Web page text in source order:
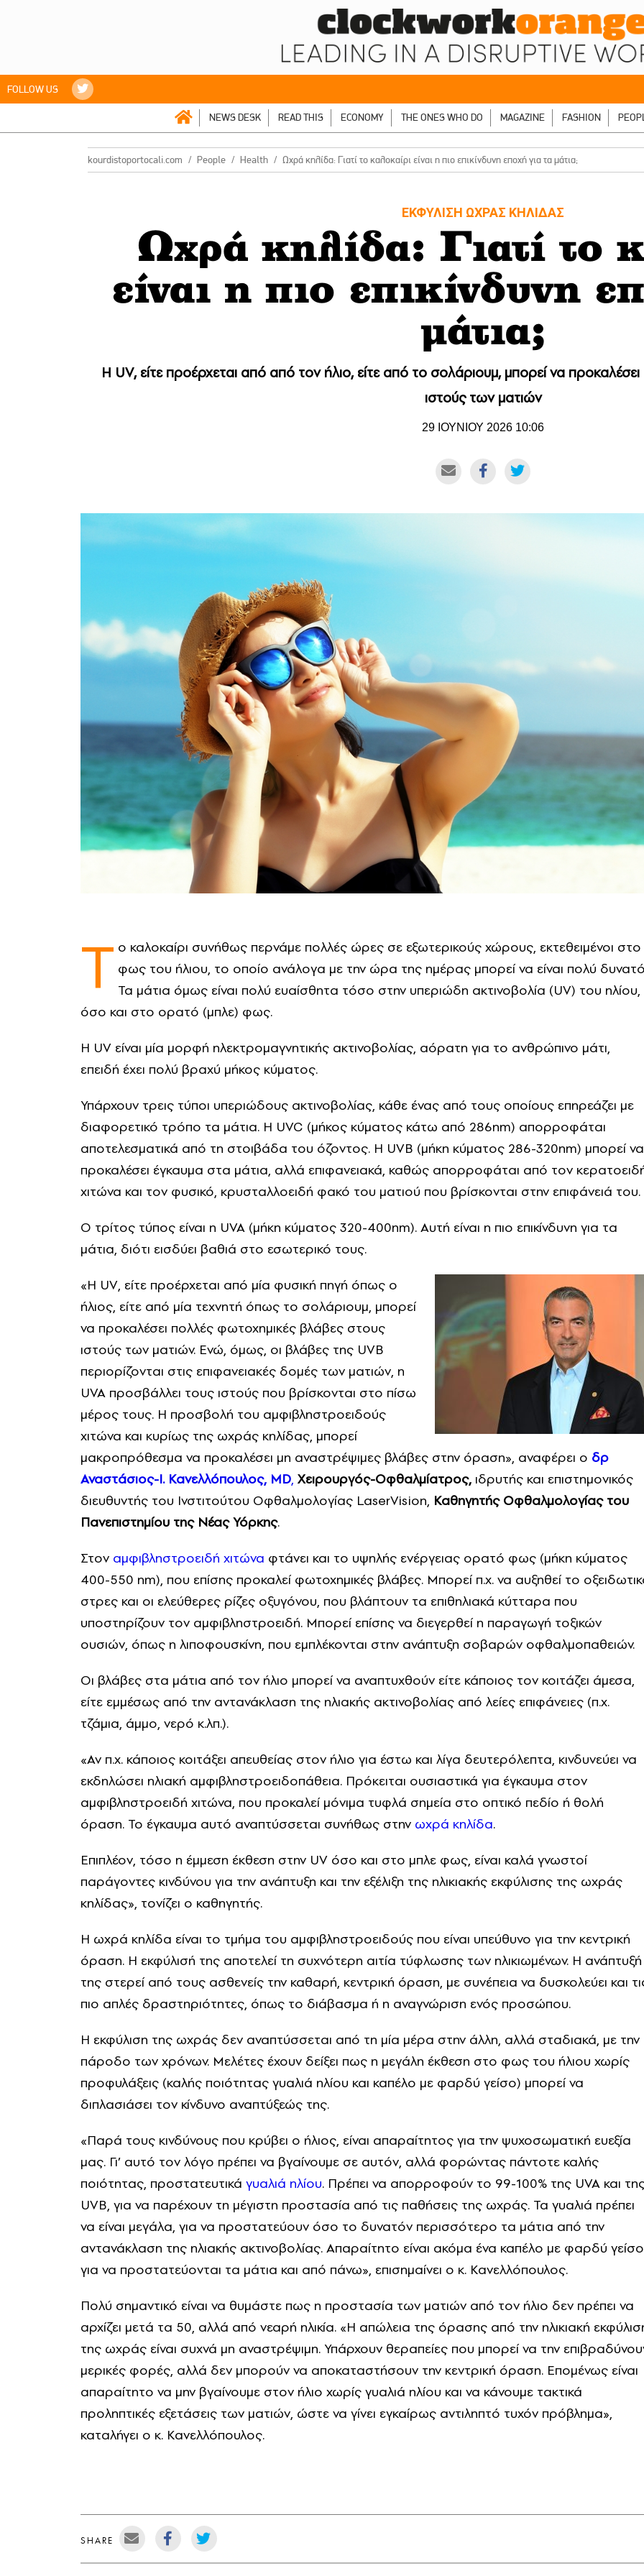
FOLLOW US
NEWS DESK READ THIS ECONOMY THE ONES WHO DO MAGAZINE FASHION
kourdistoportocali.com People Health Ωχρά κηλίδα: Γιατί το καλοκαίρι είναι η πιο επικίνδυνη εποχή για τα μάτια;
ΕΚΦΥΛΙΣΗ ΩΧΡΑΣ ΚΗΛΙΔΑΣ
Ωχρά κηλίδα: Γιατί το
είναι η πιο επικίνδυνη
μάτια;
Η UV, είτε προέρχεται από από τον ήλιο, είτε από το σολάριουμ, μπορεί να
ιστούς των ματιών
29 ΙΟΥΝΙΟΥ 2026 10:06
Τ ο καλοκαίρι συνήθως περνάμε πολλές ώρες σε εξωτερικούς χώρους, εκτεθειμένοι στο
φως του ήλιου, το οποίο ανάλογα με την ώρα της ημέρας μπορεί να είναι πολύ
Τα μάτια όμως είναι πολύ ευαίσθητα τόσο στην υπεριώδη ακτινοβολία (UV) του ηλίου,
όσο και στο ορατό (μπλε) φως.
Η UV είναι μία μορφή ηλεκτρομαγνητικής ακτινοβολίας, αόρατη για το ανθρώπινο μάτι,
επειδή έχει πολύ βραχύ μήκος κύματος.
Υπάρχουν τρεις τύποι υπεριώδους ακτινοβολίας, κάθε ένας από τους οποίους επηρεάζει με
διαφορετικό τρόπο τα μάτια. Η UVC (μήκος κύματος κάτω από 286nm) απορροφάται
αποτελεσματικά από τη στοιβάδα του όζοντος. Η UVB (μήκη κύματος 286-320nm) μπορεί να
προκαλέσει έγκαυμα στα μάτια, αλλά επιφανειακά, καθώς απορροφάται από τον
χιτώνα και τον φυσικό, κρυσταλλοειδή φακό του ματιού που βρίσκονται στην επιφάνειά του.
Ο τρίτος τύπος είναι η UVA (μήκη κύματος 320-400nm). Αυτή είναι η πιο επικίνδυνη για τα
μάτια, διότι εισδύει βαθιά στο εσωτερικό τους.
«Η UV, είτε προέρχεται από μία φυσική πηγή όπως ο
ήλιος, είτε από μία τεχνητή όπως το σολάριουμ, μπορεί
να προκαλέσει πολλές φωτοχημικές βλάβες στους
ιστούς των ματιών. Ενώ, όμως, οι βλάβες της UVB
περιορίζονται στις επιφανειακές δομές των ματιών, η
UVA προσβάλλει τους ιστούς που βρίσκονται στο πίσω
μέρος τους. Η προσβολή του αμφιβληστροειδούς
χιτώνα και κυρίως της ωχράς κηλίδας, μπορεί
μακροπρόθεσμα να προκαλέσει μη αναστρέψιμες βλάβες στην όραση», αναφέρει ο δρ
Αναστάσιος-Ι. Κανελλόπουλος, MD, Χειρουργός-Οφθαλμίατρος, ιδρυτής και επιστημονικός
διευθυντής του Ινστιτούτου Οφθαλμολογίας LaserVision, Καθηγητής Οφθαλμολογίας του
Πανεπιστημίου της Νέας Υόρκης.
Στον αμφιβληστροειδή χιτώνα φτάνει και το υψηλής ενέργειας ορατό φως (μήκη κύματος
400-550 nm), που επίσης προκαλεί φωτοχημικές βλάβες. Μπορεί π.χ. να αυξηθεί το
στρες και οι ελεύθερες ρίζες οξυγόνου, που βλάπτουν τα επιθηλιακά κύτταρα που
υποστηρίζουν τον αμφιβληστροειδή. Μπορεί επίσης να διεγερθεί η παραγωγή τοξικών
ουσιών, όπως η λιποφουσκίνη, που εμπλέκονται στην ανάπτυξη σοβαρών οφθαλμοπαθειών.
Οι βλάβες στα μάτια από τον ήλιο μπορεί να αναπτυχθούν είτε κάποιος τον κοιτάζει άμεσα,
είτε εμμέσως από την αντανάκλαση της ηλιακής ακτινοβολίας από λείες επιφάνειες (π.χ.
τζάμια, άμμο, νερό κ.λπ.).
«Αν π.χ. κάποιος κοιτάξει απευθείας στον ήλιο για έστω και λίγα δευτερόλεπτα, κινδυνεύει να
εκδηλώσει ηλιακή αμφιβληστροειδοπάθεια. Πρόκειται ουσιαστικά για έγκαυμα στον
αμφιβληστροειδή χιτώνα, που προκαλεί μόνιμα τυφλά σημεία στο οπτικό πεδίο ή θολή
όραση. Το έγκαυμα αυτό αναπτύσσεται συνήθως στην ωχρά κηλίδα.
Επιπλέον, τόσο η έμμεση έκθεση στην UV όσο και στο μπλε φως, είναι καλά γνωστοί
παράγοντες κινδύνου για την ανάπτυξη και την εξέλιξη της ηλικιακής εκφύλισης της ωχράς
κηλίδας», τονίζει ο καθηγητής.
Η ωχρά κηλίδα είναι το τμήμα του αμφιβληστροειδούς που είναι υπεύθυνο για την κεντρική
όραση. Η εκφύλισή της αποτελεί τη συχνότερη αιτία τύφλωσης των ηλικιωμένων. Η ανάπτυξή
της στερεί από τους ασθενείς την καθαρή, κεντρική όραση, με συνέπεια να δυσκολεύει και
πιο απλές δραστηριότητες, όπως το διάβασμα ή η αναγνώριση ενός προσώπου.
Η εκφύλιση της ωχράς δεν αναπτύσσεται από τη μία μέρα στην άλλη, αλλά σταδιακά, με την
πάροδο των χρόνων. Μελέτες έχουν δείξει πως η μεγάλη έκθεση στο φως του ήλιου χωρίς
προφυλάξεις (καλής ποιότητας γυαλιά ηλίου και καπέλο με φαρδύ γείσο) μπορεί να
διπλασιάσει τον κίνδυνο αναπτύξεώς της.
«Παρά τους κινδύνους που κρύβει ο ήλιος, είναι απαραίτητος για την ψυχοσωματική ευεξία
μας. Γι’ αυτό τον λόγο πρέπει να βγαίνουμε σε αυτόν, αλλά φορώντας πάντοτε καλής
ποιότητας, προστατευτικά γυαλιά ηλίου. Πρέπει να απορροφούν το 99-100% της UVA και
UVB, για να παρέχουν τη μέγιστη προστασία από τις παθήσεις της ωχράς. Τα γυαλιά πρέπει
να είναι μεγάλα, για να προστατεύουν όσο το δυνατόν περισσότερο τα μάτια από την
αντανάκλαση της ηλιακής ακτινοβολίας. Απαραίτητο είναι ακόμα ένα καπέλο με φαρδύ
για να προστατεύονται τα μάτια και από πάνω», επισημαίνει ο κ. Κανελλόπουλος.
Πολύ σημαντικό είναι να θυμάστε πως η προστασία των ματιών από τον ήλιο δεν πρέπει να
αρχίζει μετά τα 50, αλλά από νεαρή ηλικία. «Η απώλεια της όρασης από την ηλικιακή
της ωχράς είναι συχνά μη αναστρέψιμη. Υπάρχουν θεραπείες που μπορεί να την
μερικές φορές, αλλά δεν μπορούν να αποκαταστήσουν την κεντρική όραση. Επομένως είναι
απαραίτητο να μην βγαίνουμε στον ήλιο χωρίς γυαλιά ηλίου και να κάνουμε τακτικά
προληπτικές εξετάσεις των ματιών, ώστε να γίνει εγκαίρως αντιληπτό τυχόν πρόβλημα»,
καταλήγει ο κ. Κανελλόπουλος.
SHARE